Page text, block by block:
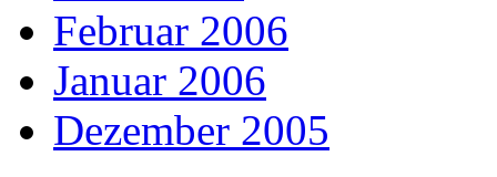
Februar 2006
Januar 2006
Dezember 2005